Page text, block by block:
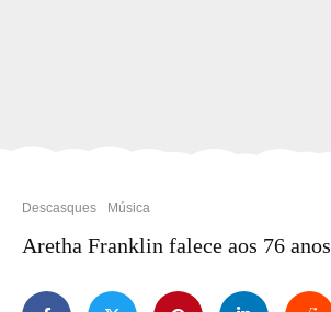
Descasques Música
Aretha Franklin falece aos 76 anos